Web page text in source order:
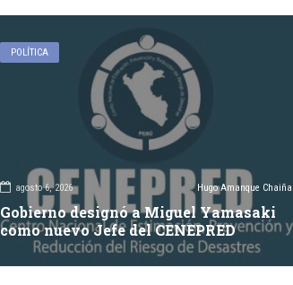
POLÍTICA
agosto 6, 2026 Hugo Amanque Chaiña
Gobierno designó a Miguel Yamasaki
como nuevo Jefe del CENEPRED